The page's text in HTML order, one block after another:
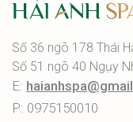
Số 36 ngõ 178 Thái
Số 51 ngõ 40 Ngụy
E:
P: 0975150010